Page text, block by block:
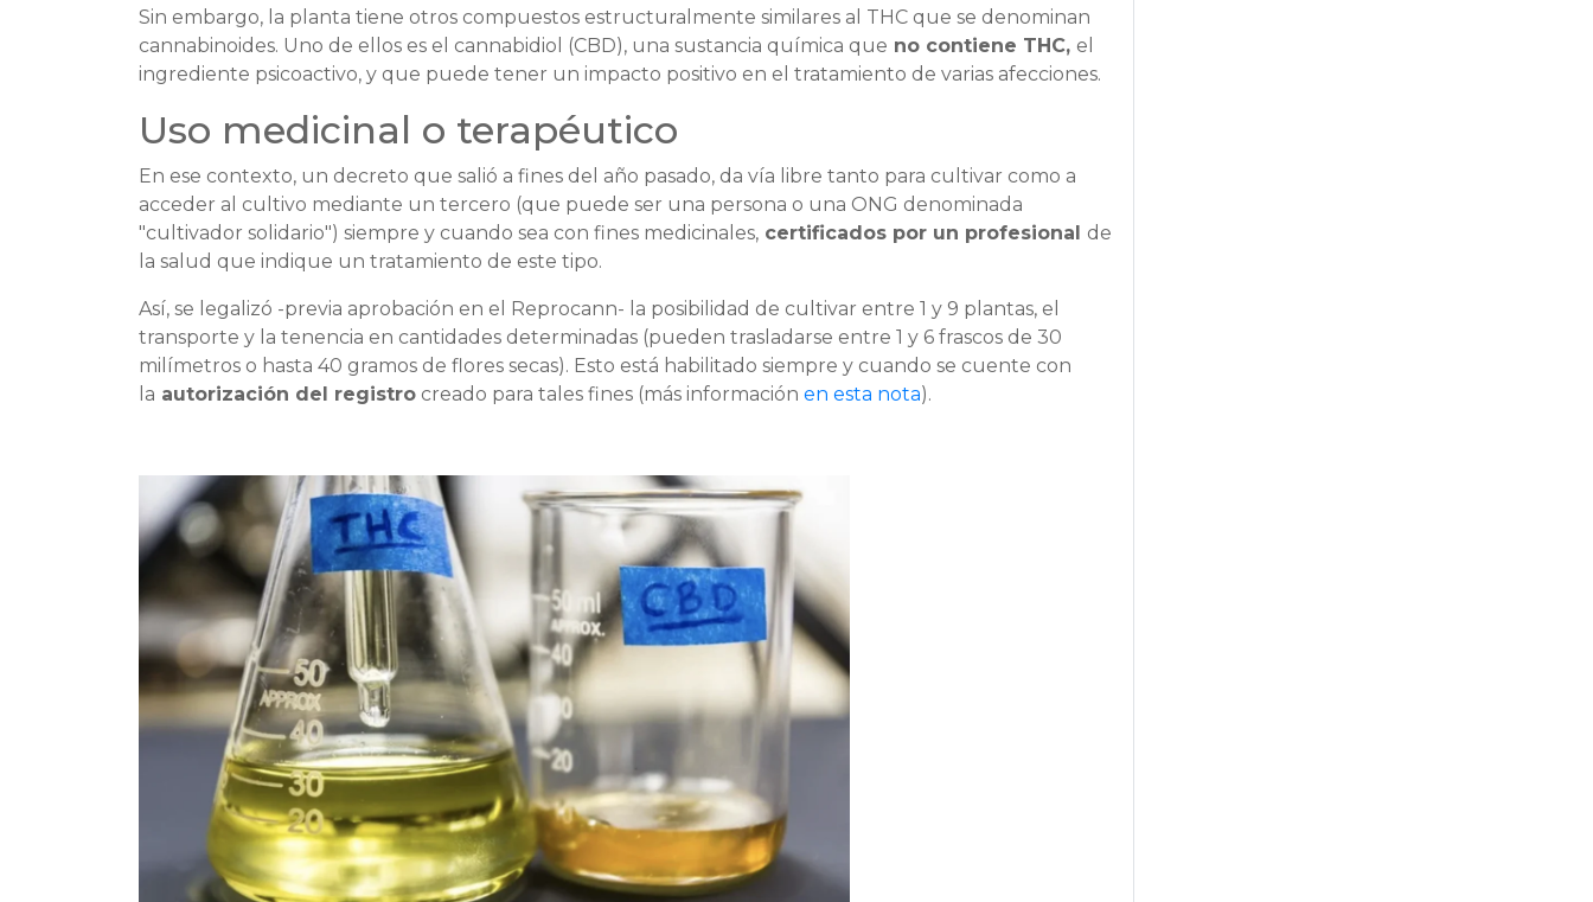
Sin embargo, la planta tiene otros compuestos estructuralmente similares al THC que se denominan
cannabinoides. Uno de ellos es el cannabidiol (CBD), una sustancia química que no contiene THC, el
ingrediente psicoactivo, y que puede tener un impacto positivo en el tratamiento de varias afecciones.
Uso medicinal o terapéutico
En ese contexto, un decreto que salió a fines del año pasado, da vía libre tanto para cultivar como a
acceder al cultivo mediante un tercero (que puede ser una persona o una ONG denominada
"cultivador solidario") siempre y cuando sea con fines medicinales, certificados por un profesional de
la salud que indique un tratamiento de este tipo.
Así, se legalizó -previa aprobación en el Reprocann- la posibilidad de cultivar entre 1 y 9 plantas, el
transporte y la tenencia en cantidades determinadas (pueden trasladarse entre 1 y 6 frascos de 30
milímetros o hasta 40 gramos de flores secas). Esto está habilitado siempre y cuando se cuente con
la autorización del registro creado para tales fines (más información en esta nota).